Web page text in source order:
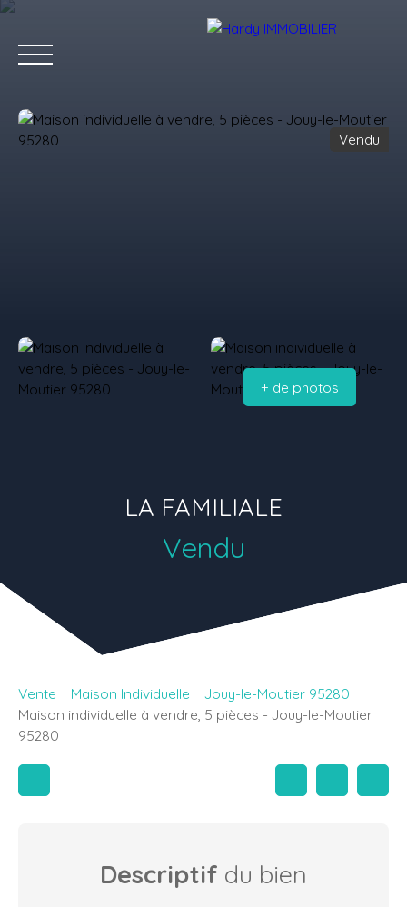
Vendu
+ de photos
LA FAMILIALE
Vendu
Vente Maison Individuelle
Jouy-le-Moutier 95280
Maison individuelle à vendre, 5 pièces - Jouy-le-Moutier
95280
Descriptif du bien